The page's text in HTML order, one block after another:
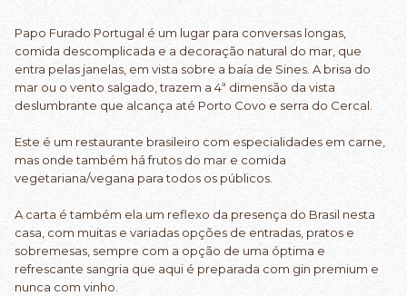
Papo Furado Portugal é um lugar para conversas longas,
comida descomplicada e a decoração natural do mar, que
entra pelas janelas, em vista sobre a baía de Sines. A brisa do
mar ou o vento salgado, trazem a 4ª dimensão da vista
deslumbrante que alcança até Porto Covo e serra do Cercal.
Este é um restaurante brasileiro com especialidades em carne,
mas onde também há frutos do mar e comida
vegetariana/vegana para todos os públicos.
A carta é também ela um reflexo da presença do Brasil nesta
casa, com muitas e variadas opções de entradas, pratos e
sobremesas, sempre com a opção de uma óptima e
refrescante sangria que aqui é preparada com gin premium e
nunca com vinho.